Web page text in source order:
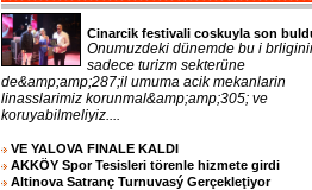
Cinarcik festivali coskuyla son
Onumuzdeki dünemde bu i
sadece turizm sekterüne
de&amp;amp;287;il umuma acik mekanlarin
linasslarimiz korunmal&amp;amp;305; ve
koruyabilmeliyiz....
VE YALOVA FINALE KALDI
AKKÖY Spor Tesisleri törenle hizmete girdi
Altinova Satranç Turnuvasý Gerçekleţiyor